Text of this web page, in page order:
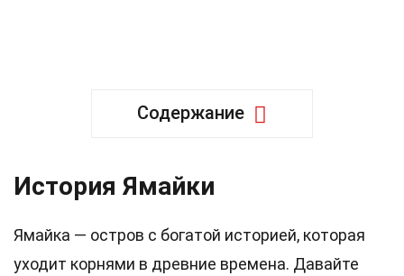
Содержание
История Ямайки
Ямайка — остров с богатой историей, которая
уходит корнями в древние времена. Давайте